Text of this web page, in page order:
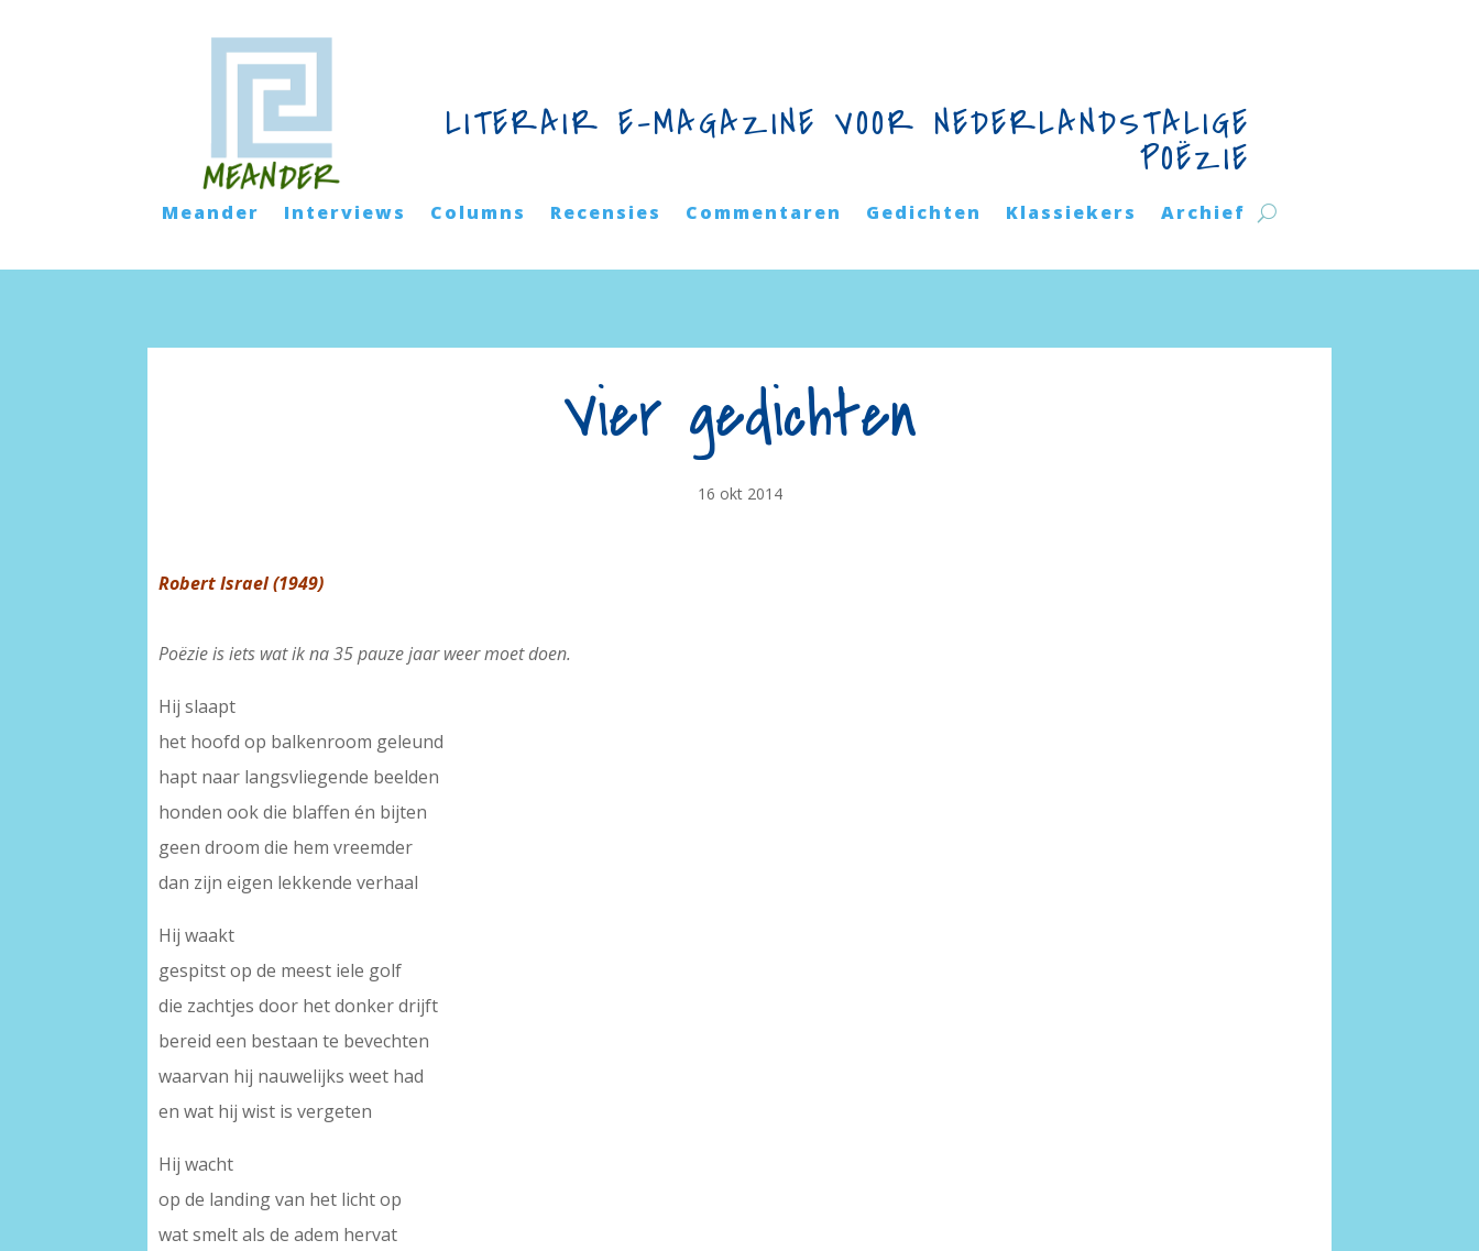
LITERAIR E-MAGAZINE VOOR NEDERLANDSTALIGE
POËZIE
Meander Interviews Columns Recensies Commentaren Gedichten Klassiekers Archief
Vier gedichten
16 okt 2014
Robert Israel (1949)
Poëzie is iets wat ik na 35 pauze jaar weer moet doen.
Hij slaapt
het hoofd op balkenroom geleund
hapt naar langsvliegende beelden
honden ook die blaffen én bijten
geen droom die hem vreemder
dan zijn eigen lekkende verhaal
Hij waakt
gespitst op de meest iele golf
die zachtjes door het donker drijft
bereid een bestaan te bevechten
waarvan hij nauwelijks weet had
en wat hij wist is vergeten
Hij wacht
op de landing van het licht op
wat smelt als de adem hervat